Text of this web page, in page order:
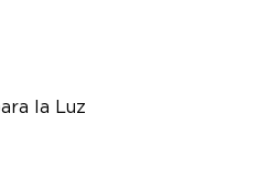
la Luz